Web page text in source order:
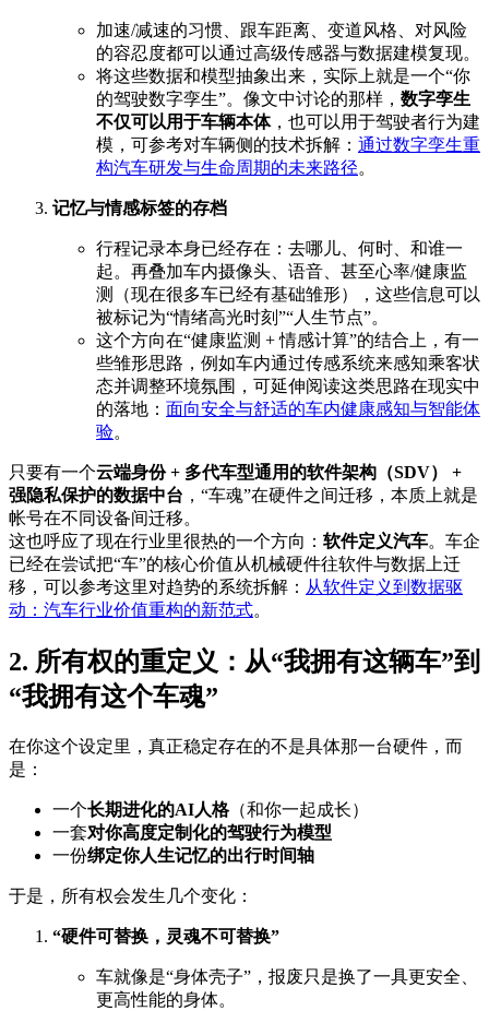
加速/减速的习惯、跟车距离、变道风格、对风险
的容忍度都可以通过高级传感器与数据建模复现。
将这些数据和模型抽象出来，实际上就是一个“你
的驾驶数字孪生”。像文中讨论的那样， 数字孪生
不仅可以用于车辆本体，也可以用于驾驶者行为建
模，可参考对车辆侧的技术拆解： 通过数字孪生重
构汽车研发与生命周期的未来路径。
记忆与情感标签的存档
行程记录本身已经存在：去哪儿、何时、和谁一
起。再叠加车内摄像头、语音、甚至心率/健康监
测（现在很多车已经有基础雏形），这些信息可以
被标记为“情绪高光时刻”“人生节点”。
这个方向在“健康监测 + 情感计算”的结合上，有一
些雏形思路，例如车内通过传感系统来感知乘客状
态并调整环境氛围，可延伸阅读这类思路在现实中
的落地： 面向安全与舒适的车内健康感知与智能体
验。
只要有一个云端身份 + 多代车型通用的软件架构（SDV） +
强隐私保护的数据中台 ，“车魂”在硬件之间迁移，本质上就是
帐号在不同设备间迁移。
这也呼应了现在行业里很热的一个方向： 软件定义汽车。车企
已经在尝试把“车”的核心价值从机械硬件往软件与数据上迁
移，可以参考这里对趋势的系统拆解： 从软件定义到数据驱
动：汽车行业价值重构的新范式。
2. 所有权的重定义：从“我拥有这辆车”到
“我拥有这个车魂”
在你这个设定里，真正稳定存在的不是具体那一台硬件，而
是：
一个长期进化的AI人格（和你一起成长）
一套对你高度定制化的驾驶行为模型
一份绑定你人生记忆的出行时间轴
于是，所有权会发生几个变化：
“硬件可替换，灵魂不可替换”
车就像是“身体壳子”，报废只是换了一具更安全、
更高性能的身体。